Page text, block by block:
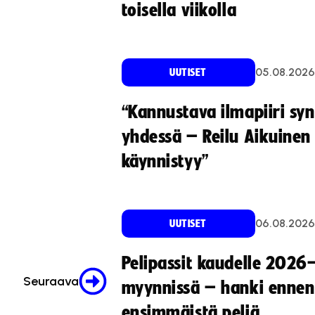
Seuraava
toisella viikolla
UUTISET 05.08.2026
“Kannustava ilmapiiri
yhdessä – Reilu
käynnistyy”
UUTISET 06.08.2026
Pelipassit kaudelle
myynnissä – hanki ennen